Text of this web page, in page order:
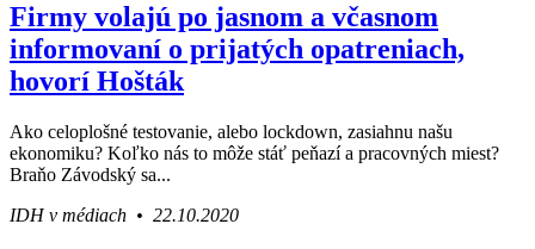
Firmy volajú po jasnom a včasnom
informovaní o prijatých opatreniach,
hovorí Hošták
Ako celoplošné testovanie, alebo lockdown, zasiahnu našu
ekonomiku? Koľko nás to môže stáť peňazí a pracovných miest?
Braňo Závodský sa...
IDH v médiach • 22.10.2020